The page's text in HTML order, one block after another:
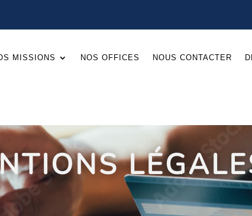
MISSIONS NOS OFFICES NOUS CONTACTER